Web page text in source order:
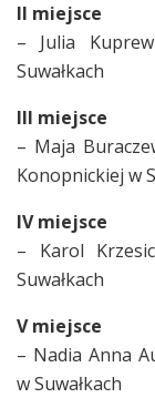
II miejsce
– Julia
Suwałkach
III miejsce
– Maja
Konopnickiej w
IV miejsce
– Karol
Suwałkach
V miejsce
– Nadia Anna
w Suwałkach